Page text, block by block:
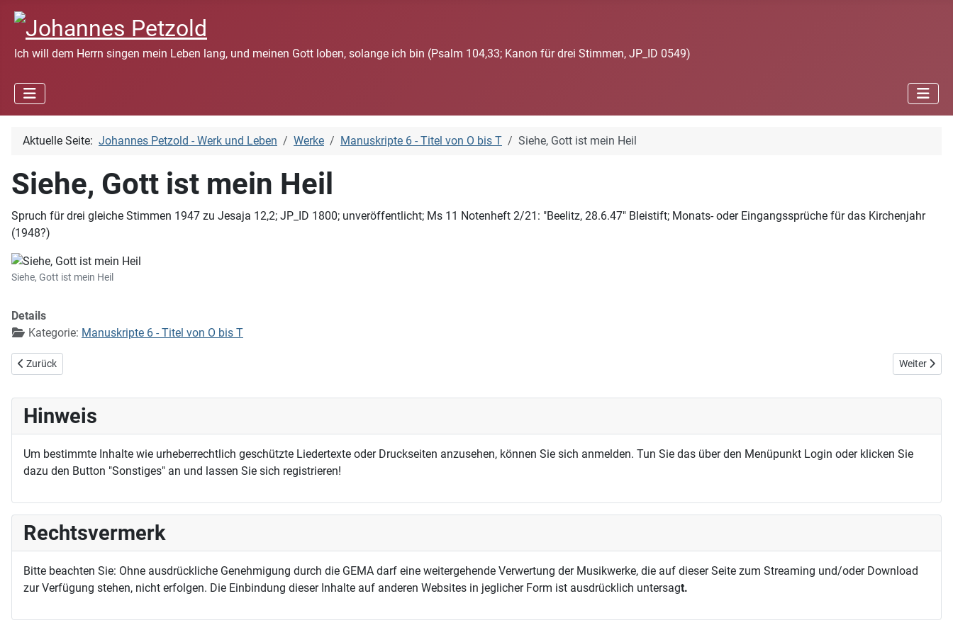
Ich will dem Herrn singen mein Leben lang, und meinen Gott loben, solange ich bin (Psalm 104,33; Kanon für drei Stimmen, JP_ID 0549)
Aktuelle Seite: Johannes Petzold - Werk und Leben Werke Manuskripte 6 - Titel von O bis T Siehe, Gott ist mein Heil
Siehe, Gott ist mein Heil
Spruch für drei gleiche Stimmen 1947 zu Jesaja 12,2; JP_ID 1800; unveröffentlicht; Ms 11 Notenheft 2/21: "Beelitz, 28.6.47" Bleistift; Monats- oder Eingangssprüche für das Kirchenjahr
(1948?)
Siehe, Gott ist mein Heil
Details
Kategorie: Manuskripte 6 - Titel von O bis T
Vorheriger Beitrag: Siehe, das ist Gottes Lamm
Zurück Nächster
Weiter
Hinweis
Um bestimmte Inhalte wie urheberrechtlich geschützte Liedertexte oder Druckseiten anzusehen, können Sie sich anmelden. Tun Sie das über den Menüpunkt Login oder klicken Sie
dazu den Button "Sonstiges" an und lassen Sie sich registrieren!
Rechtsvermerk
Bitte beachten Sie: Ohne ausdrückliche Genehmigung durch die GEMA darf eine weitergehende Verwertung der Musikwerke, die auf dieser Seite zum Streaming und/oder Download
zur Verfügung stehen, nicht erfolgen. Die Einbindung dieser Inhalte auf anderen Websites in jeglicher Form ist ausdrücklich untersagt.